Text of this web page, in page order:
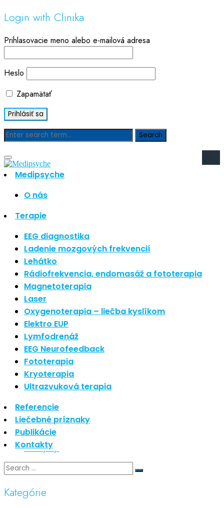
Login with Clinika
Prihlasovacie meno alebo e-mailová adresa
Heslo
Zapamätať
Medipsyche
O nás
Terapie
EEG diagnostika
Ladenie mozgových frekvencií
Lehátko
Rádiofrekvencia, endomasáž a fototerapia
Magnetoterapia
Laser
Oxygenoterapia – liečba kyslíkom
Elektro EUP
Lymfodrenáž
EEG Neurofeedback
Fototerapia
Kryoterapia
Ultrazvuková terapia
Referencie
Liečebné príznaky
Publikácie
Kontakty
Blog
Hľadať
Najnovšie články
Nové polarizované svetlo
So psoriázou netreba žiť
Rozšírenie služieb
Hudba a vývoj mozgu
Najnovšie komentáre
Žiadne komentáre na zobrazenie.
Archív
september 2021
apríl 2021
august 2020
Kategórie
Nezaradené
Skin Care
Zdravý štýl
Kategórie